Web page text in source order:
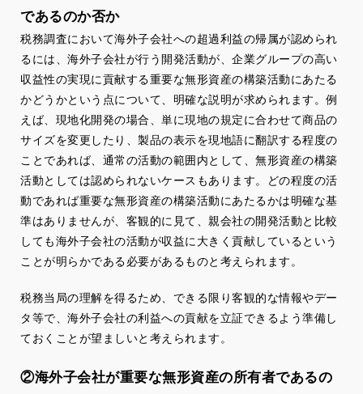
であるのか否か
税務調査において海外子会社への超過利益の帰属が認められ
るには、海外子会社が行う開発活動が、企業グループの高い
収益性の実現に貢献する重要な無形資産の構築活動にあたる
かどうかという点について、明確な説明が求められます。例
えば、現地化開発の場合、単に現地の規定に合わせて商品の
サイズを変更したり、製品の表示を現地語に翻訳する程度の
ことであれば、通常の活動の範囲内として、無形資産の構築
活動としては認められないケースもあります。どの程度の活
動であれば重要な無形資産の構築活動にあたるかは明確な基
準はありませんが、客観的に見て、親会社の開発活動と比較
しても海外子会社の活動が収益に大きく貢献しているという
ことが明らかである必要があるものと考えられます。
税務当局の理解を得るため、できる限り客観的な情報やデー
タ等で、海外子会社の利益への貢献を立証できるよう準備し
ておくことが望ましいと考えられます。
②海外子会社が重要な無形資産の所有者であるの